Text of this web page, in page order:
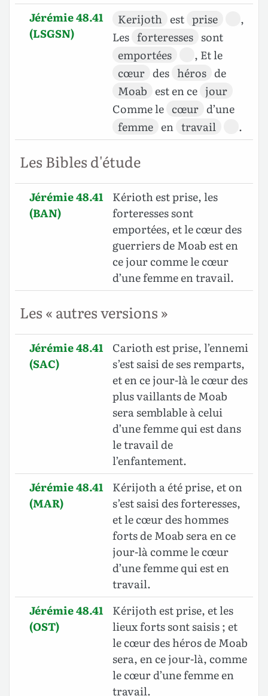
Jérémie 48.41
(LSGSN)
Kerijoth est prise
,
Les forteresses sont
emportées
, Et le
cœur des héros de
Moab est en ce jour
Comme le cœur d’une
femme en travail .
Les Bibles d'étude
Jérémie 48.41
(BAN)
Kérioth est prise, les
forteresses sont
emportées, et le cœur des
guerriers de Moab est en
ce jour comme le cœur
d’une femme en travail.
Les « autres versions »
Jérémie 48.41
(SAC)
Carioth est prise, l’ennemi
s’est saisi de ses remparts,
et en ce jour-là le cœur des
plus vaillants de Moab
sera semblable à celui
d’une femme qui est dans
le travail de
l’enfantement.
Jérémie 48.41
(MAR)
Kérijoth a été prise, et on
s’est saisi des forteresses,
et le cœur des hommes
forts de Moab sera en ce
jour-là comme le cœur
d’une femme qui est en
travail.
Jérémie 48.41
(OST)
Kérijoth est prise, et les
lieux forts sont saisis ; et
le cœur des héros de Moab
sera, en ce jour-là, comme
le cœur d’une femme en
travail.